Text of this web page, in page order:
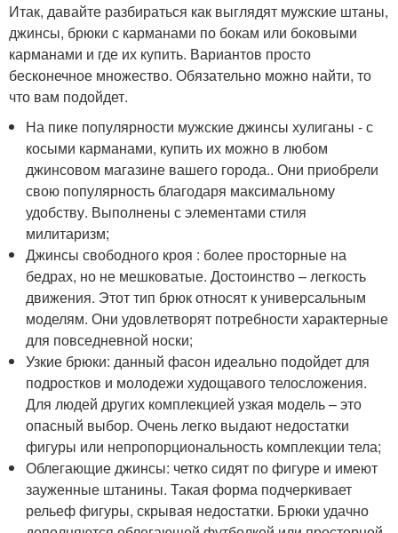
Итак, давайте разбираться как выглядят мужские штаны,
джинсы, брюки с карманами по бокам или боковыми
карманами и где их купить. Вариантов просто
бесконечное множество. Обязательно можно найти, то
что вам подойдет.
На пике популярности мужские джинсы хулиганы - с
косыми карманами, купить их можно в любом
джинсовом магазине вашего города.. Они приобрели
свою популярность благодаря максимальному
удобству. Выполнены с элементами стиля
милитаризм;
Джинсы свободного кроя : более просторные на
бедрах, но не мешковатые. Достоинство – легкость
движения. Этот тип брюк относят к универсальным
моделям. Они удовлетворят потребности характерные
для повседневной носки;
Узкие брюки: данный фасон идеально подойдет для
подростков и молодежи худощавого телосложения.
Для людей других комплекцией узкая модель – это
опасный выбор. Очень легко выдают недостатки
фигуры или непропорциональность комплекции тела;
Облегающие джинсы: четко сидят по фигуре и имеют
зауженные штанины. Такая форма подчеркивает
рельеф фигуры, скрывая недостатки. Брюки удачно